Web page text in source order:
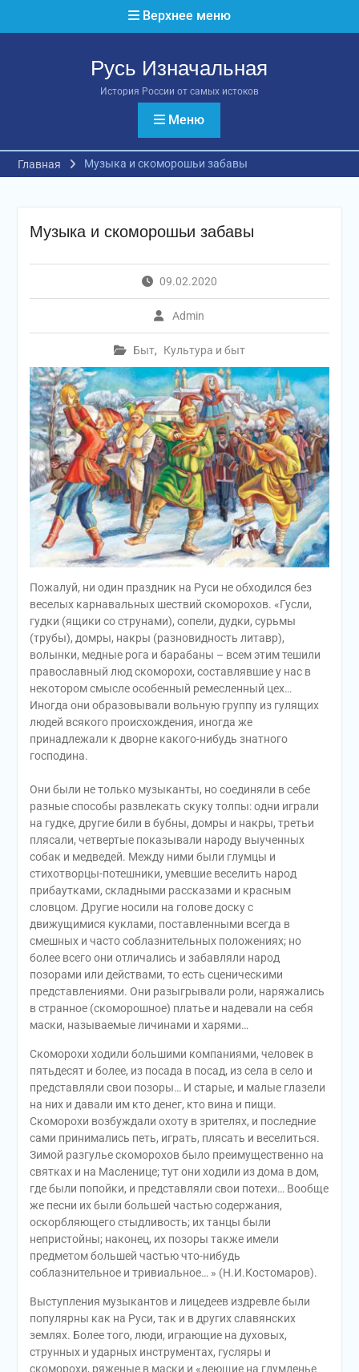
Верхнее меню
Русь Изначальная
История России от самых истоков
Меню
Главная Музыка и скоморошьи забавы
Музыка и скоморошьи забавы
09.02.2020
Admin
Быт, Культура и быт
Пожалуй, ни один праздник на Руси не обходился без
веселых карнавальных шествий скоморохов. «Гусли,
гудки (ящики со струнами), сопели, дудки, сурьмы
(трубы), домры, накры (разновидность литавр),
волынки, медные рога и барабаны – всем этим тешили
православный люд скоморохи, составлявшие у нас в
некотором смысле особенный ремесленный цех…
Иногда они образовывали вольную группу из гулящих
людей всякого происхождения, иногда же
принадлежали к дворне какого-нибудь знатного
господина.
Они были не только музыканты, но соединяли в себе
разные способы развлекать скуку толпы: одни играли
на гудке, другие били в бубны, домры и накры, третьи
плясали, четвертые показывали народу выученных
собак и медведей. Между ними были глумцы и
стихотворцы-потешники, умевшие веселить народ
прибаутками, складными рассказами и красным
словцом. Другие носили на голове доску с
движущимися куклами, поставленными всегда в
смешных и часто соблазнительных положениях; но
более всего они отличались и забавляли народ
позорами или действами, то есть сценическими
представлениями. Они разыгрывали роли, наряжались
в странное (скоморошное) платье и надевали на себя
маски, называемые личинами и харями…
Скоморохи ходили большими компаниями, человек в
пятьдесят и более, из посада в посад, из села в село и
представляли свои позоры… И старые, и малые глазели
на них и давали им кто денег, кто вина и пищи.
Скоморохи возбуждали охоту в зрителях, и последние
сами принимались петь, играть, плясать и веселиться.
Зимой разгулье скоморохов было преимущественно на
святках и на Масленице; тут они ходили из дома в дом,
где были попойки, и представляли свои потехи… Вообще
же песни их были большей частью содержания,
оскорбляющего стыдливость; их танцы были
непристойны; наконец, их позоры также имели
предметом большей частью что-нибудь
соблазнительное и тривиальное… » (Н.И.Костомаров).
Выступления музыкантов и лицедеев издревле были
популярны как на Руси, так и в других славянских
землях. Более того, люди, играющие на духовых,
струнных и ударных инструментах, гусляры и
скоморохи, ряженые в маски и «деющие на глумленье